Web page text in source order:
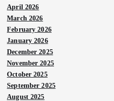
April 2026
March 2026
February 2026
January 2026
December 2025
November 2025
October 2025
September 2025
August 2025